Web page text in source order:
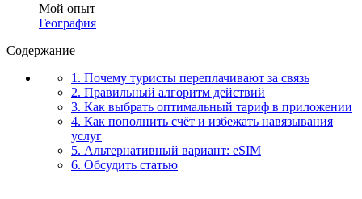
Мой опыт
География
Содержание
1. Почему туристы переплачивают за связь
2. Правильный алгоритм действий
3. Как выбрать оптимальный тариф в приложении
4. Как пополнить счёт и избежать навязывания
услуг
5. Альтернативный вариант: eSIM
6. Обсудить статью